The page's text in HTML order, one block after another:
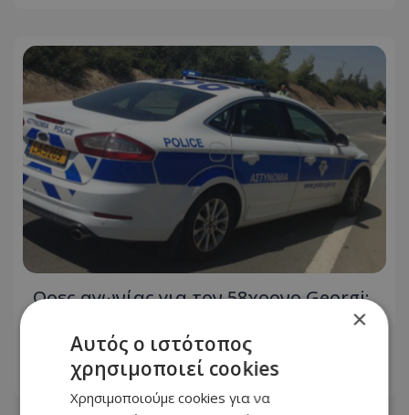
Ωρες αγωνίας για τον 58χρονο Georgi:
ψάχνουν μια εβδομάδα - Φωτογραφία
08.08.2026 - 10:32
×
Αυτός ο ιστότοπος
χρησιμοποιεί cookies
Χρησιμοποιούμε cookies για να